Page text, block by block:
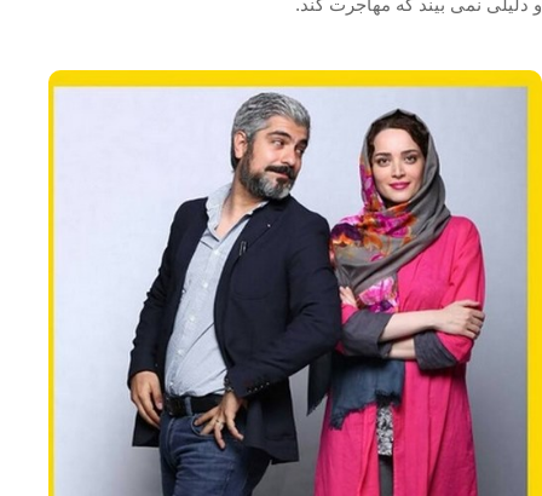
و دلیلی نمی بیند که مهاجرت کند.